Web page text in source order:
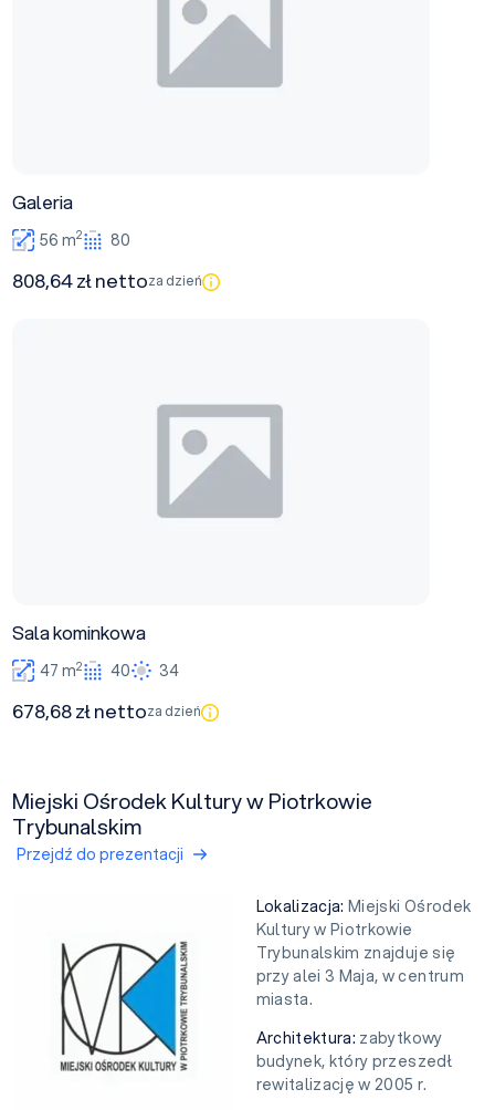
Galeria
56 m2 80
808,64 zł nettoza dzień
Sala kominkowa
47 m2 40 34
678,68 zł nettoza dzień
Miejski Ośrodek Kultury w Piotrkowie
Trybunalskim
Przejdź do prezentacji
Lokalizacja: Miejski Ośrodek
Kultury w Piotrkowie
Trybunalskim znajduje się
przy alei 3 Maja, w centrum
miasta.
Architektura: zabytkowy
budynek, który przeszedł
rewitalizację w 2005 r.